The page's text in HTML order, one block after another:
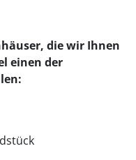
die wir Ihnen
einen der